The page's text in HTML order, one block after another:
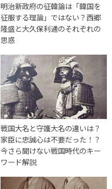
明治新政府の征韓論は「韓国を
征服する理論」ではない？西郷
隆盛と大久保利通のそれぞれの
思惑
戦国大名と守護大名の違いは？
家臣に忠誠心は不要だった！？
今さら聞けない戦国時代のキー
ワード解説